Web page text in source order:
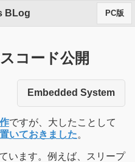
BLog PC版
コード公開
Embedded System
ですが、大したことして
いておきました。
います。例えば、スリープ